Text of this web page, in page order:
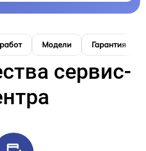
Модели Гарантия
сервис-